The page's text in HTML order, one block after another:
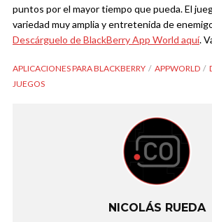
puntos por el mayor tiempo que pueda. El
variedad muy amplia y entretenida de
Descárguelo de BlackBerry App World aquí.
APLICACIONES PARA BLACKBERRY APPWORLD
JUEGOS
NICOLÁS RUEDA